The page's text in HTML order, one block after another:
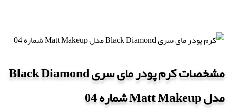
مشخصات کرم پودر مای سری Black Diamond
مدل Matt Makeup شماره 04